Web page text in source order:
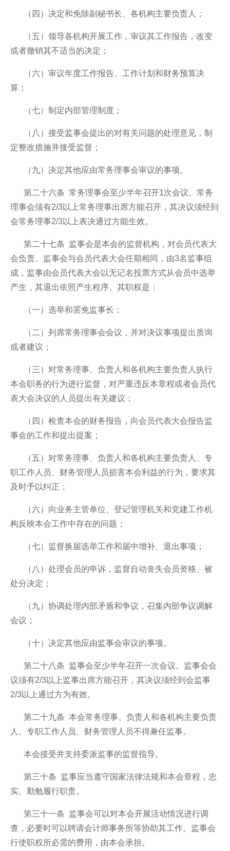
（四）决定和免除副秘书长、各机构主要负责人；
（五）领导各机构开展工作，审议其工作报告，改变
或者撤销其不适当的决定；
（六）审议年度工作报告、工作计划和财务预算决
算；
（七）制定内部管理制度；
（八）接受监事会提出的对有关问题的处理意见，制
定整改措施并接受监督；
（九）决定其他应由常务理事会审议的事项。
第二十六条 常务理事会至少半年召开1次会议。常务
理事会须有2/3以上常务理事出席方能召开，其决议须经到
会常务理事2/3以上表决通过方能生效。
第二十七条 监事会是本会的监督机构，对会员代表大
会负责。监事会与会员代表大会任期相同，由3名监事组
成，监事由会员代表大会以无记名投票方式从会员中选举
产生，其退出依照产生程序。其职权是：
（一）选举和罢免监事长；
（二）列席常务理事会会议，并对决议事项提出质询
或者建议；
（三）对常务理事、负责人和各机构主要负责人执行
本会职务的行为进行监督，对严重违反本章程或者会员代
表大会决议的人员提出有关建议；
（四）检查本会的财务报告，向会员代表大会报告监
事会的工作和提出提案；
（五）对常务理事、负责人和各机构主要负责人、专
职工作人员、财务管理人员损害本会利益的行为，要求其
及时予以纠正；
（六）向业务主管单位、登记管理机关和党建工作机
构反映本会工作中存在的问题；
（七）监督换届选举工作和届中增补、退出事项；
（八）处理会员的申诉，监督自动丧失会员资格、被
处分决定；
（九）协调处理内部矛盾和争议，召集内部争议调解
会议；
（十）决定其他应由监事会审议的事项。
第二十八条 监事会至少半年召开一次会议。监事会会
议须有2/3以上监事出席方能召开，其决议须经到会监事
2/3以上通过方为有效。
第二十九条 本会常务理事、负责人和各机构主要负责
人、专职工作人员、财务管理人员不得兼任监事。
本会接受并支持委派监事的监督指导。
第三十条 监事应当遵守国家法律法规和本会章程，忠
实、勤勉履行职责。
第三十一条 监事会可以对本会开展活动情况进行调
查，必要时可以聘请会计师事务所等协助其工作。监事会
行使职权所必需的费用，由本会承担。